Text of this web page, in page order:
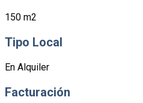
150 m2
Tipo Local
En Alquiler
Facturación